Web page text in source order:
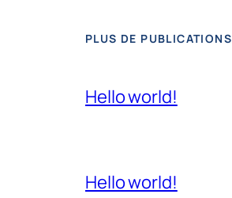
PLUS DE PUBLICATIONS
Hello world!
Hello world!